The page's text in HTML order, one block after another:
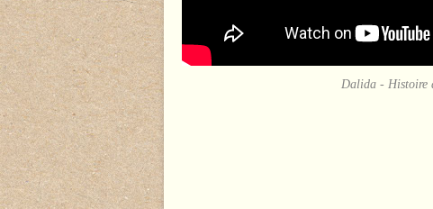
Dalida - Histoire